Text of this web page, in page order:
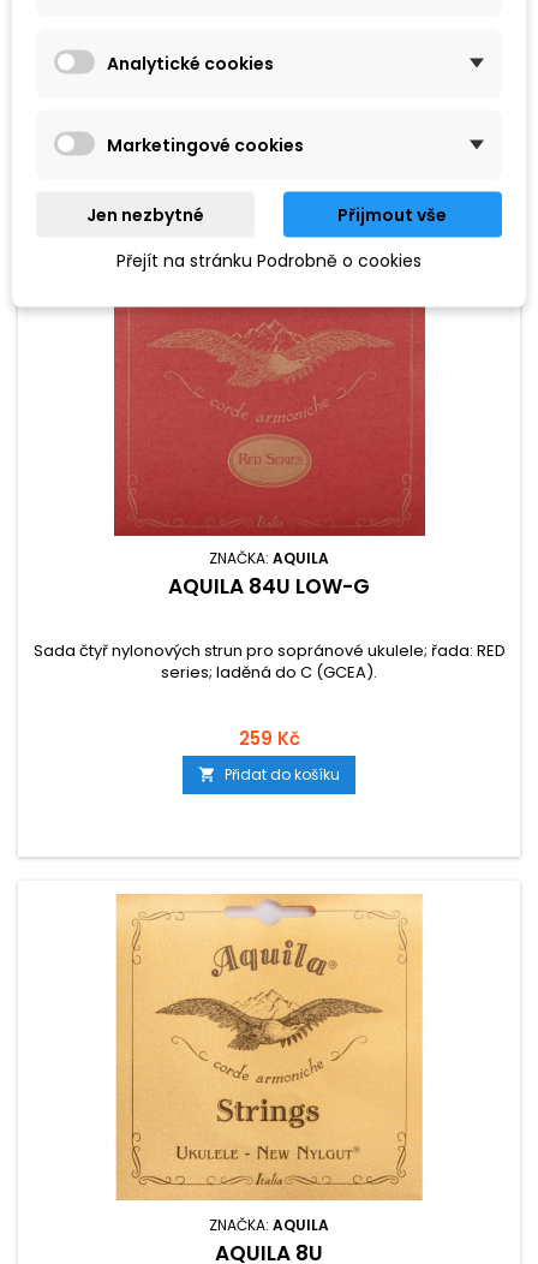
Zvuk je tak velmi jasný, dobře čitelný a má rychlý attack.
259 Kč
ZNAČKA: AQUILA
AQUILA 84U LOW-G
Sada čtyř nylonových strun pro sopránové ukulele; řada: RED
series; laděná do C (GCEA).
259 Kč
 Přidat do košíku
ZNAČKA: AQUILA
AQUILA 8U
Analytické cookies
Marketingové cookies
Jen nezbytné
Přijmout vše
Přejít na stránku Podrobně o cookies